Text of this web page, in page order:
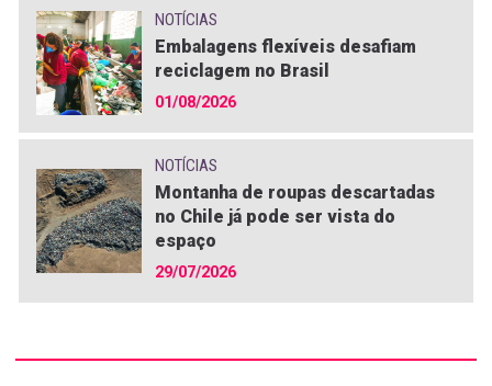
NOTÍCIAS
Embalagens flexíveis desafiam
reciclagem no Brasil
01/08/2026
NOTÍCIAS
Montanha de roupas descartadas
no Chile já pode ser vista do
espaço
29/07/2026